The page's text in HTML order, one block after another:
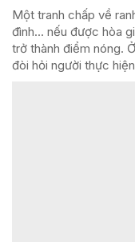
Một tranh chấp về
đình... nếu được hòa
trở thành điểm nóng.
đòi hỏi người thực